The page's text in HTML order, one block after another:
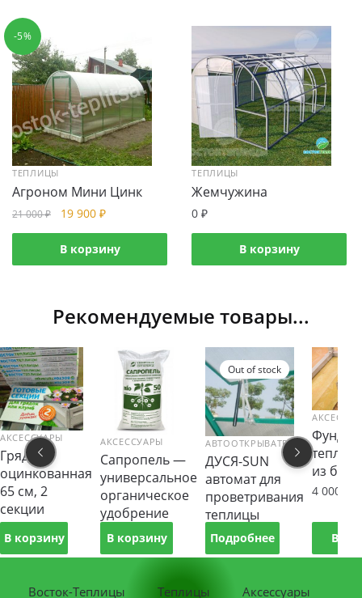
-5%
ТЕПЛИЦЫ
Агроном Мини Цинк
21 000₽ 19 900 ₽
В корзину
ТЕПЛИЦЫ
Жемчужина
0₽
В корзину
Рекомендуемые товары...
АКСЕССУАРЫ
Гряда
оцинкованная
65 см, 2
секции
790
В корзину
АКСЕССУАРЫ
Сапропель —
универсальное
органическое
удобрение
1 500₽
В корзину
Out of stock
АВТООТКРЫВАТЕЛИ
ДУСЯ-SUN
автомат для
проветривания
теплицы
3 500₽
Подробнее
из
4 000
В
Восток-Теплицы Теплицы Аксессуары